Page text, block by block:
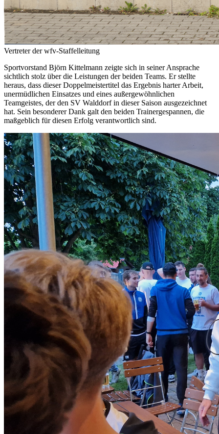
Vertreter der wfv-Staffelleitung
Sportvorstand Björn Kittelmann zeigte sich in seiner Ansprache
sichtlich stolz über die Leistungen der beiden Teams. Er stellte
heraus, dass dieser Doppelmeistertitel das Ergebnis harter Arbeit,
unermüdlichen Einsatzes und eines außergewöhnlichen
Teamgeistes, der den SV Walddorf in dieser Saison ausgezeichnet
hat. Sein besonderer Dank galt den beiden Trainergespannen, die
maßgeblich für diesen Erfolg verantwortlich sind.